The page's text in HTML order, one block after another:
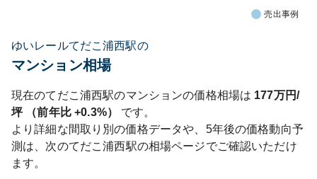
売出事例
ゆいレールてだこ浦西駅の
マンション相場
現在のてだこ浦西駅のマンションの価格相場は 177万円/
坪 （前年比+0.3%）
です。
より詳細な間取り別の価格データや、5年後の価格動向予
測は、次のてだこ浦西駅の相場ページでご確認いただけ
ます。